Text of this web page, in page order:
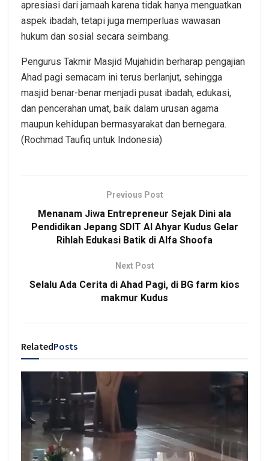
apresiasi dari jamaah karena tidak hanya menguatkan
aspek ibadah, tetapi juga memperluas wawasan
hukum dan sosial secara seimbang.
Pengurus Takmir Masjid Mujahidin berharap pengajian
Ahad pagi semacam ini terus berlanjut, sehingga
masjid benar-benar menjadi pusat ibadah, edukasi,
dan pencerahan umat, baik dalam urusan agama
maupun kehidupan bermasyarakat dan bernegara.
(Rochmad Taufiq untuk Indonesia)
Previous Post
Menanam Jiwa Entrepreneur Sejak Dini ala
Pendidikan Jepang SDIT Al Ahyar Kudus Gelar
Rihlah Edukasi Batik di Alfa Shoofa
Next Post
Selalu Ada Cerita di Ahad Pagi, di BG farm kios
makmur Kudus
RelatedPosts